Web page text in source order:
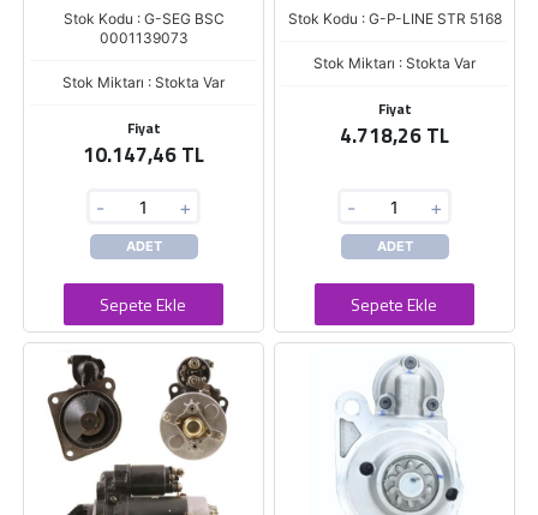
Stok Kodu : G-SEG BSC
0001139073
Stok Miktarı : Stokta Var
Fiyat
10.147,46 TL
- +
ADET
Sepete Ekle
Stok Kodu : G-P-LINE STR 5168
Stok Miktarı : Stokta Var
Fiyat
4.718,26 TL
- +
ADET
Sepete Ekle